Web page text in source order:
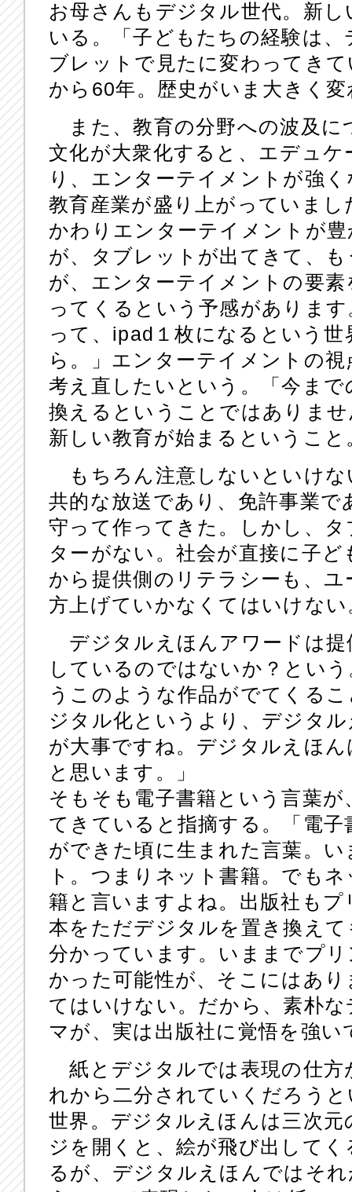
お母さんもデジタル世代。新
いる。「子どもたちの経験は
ブレットで見たに変わってき
から60年。歴史がいま大きく
また、教育の分野への波及に
文化が大衆化すると、エデュ
り、エンターテイメントが強
教育産業が盛り上がっていま
かわりエンターテイメントが
が、タブレットが出てきて、
が、エンターテイメントの要
ってくるという予感がありま
って、ipad１枚になるという
ら。」エンターテイメントの
考え直したいという。「今ま
換えるということではありま
新しい教育が始まるということ
もちろん注意しないといけな
共的な放送であり、免許事業
守って作ってきた。しかし、
ターがない。社会が直接に子
から提供側のリテラシーも、
方上げていかなくてはいけない
デジタルえほんアワードは提
しているのではないか？とい
うこのような作品がでてくる
ジタル化というより、デジタ
が大事ですね。デジタルえほ
と思います。」
そもそも電子書籍という言葉
てきていると指摘する。「電
ができた頃に生まれた言葉。
ト。つまりネット書籍。でも
籍と言いますよね。出版社も
本をただデジタルを置き換え
分かっています。いままでプ
かった可能性が、そこにはあ
てはいけない。だから、素朴
マが、実は出版社に覚悟を強い
紙とデジタルでは表現の仕方
れから二分されていくだろう
世界。デジタルえほんは三次
ジを開くと、絵が飛び出して
るが、デジタルえほんではそ